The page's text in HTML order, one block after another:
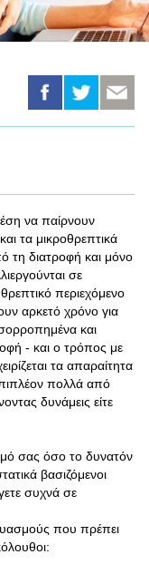
να παίρνουν
τα μικροθρεπτικά
τη διατροφή και μόνο
σε
περιεχόμενο
αρκετό χρόνο για
και
- και ο τρόπος με
τα απαραίτητα
πολλά από
δυνάμεις είτε
σας όσο το δυνατόν
βασιζόμενοι
συχνά σε
που πρέπει